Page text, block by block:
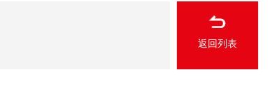
返回列表